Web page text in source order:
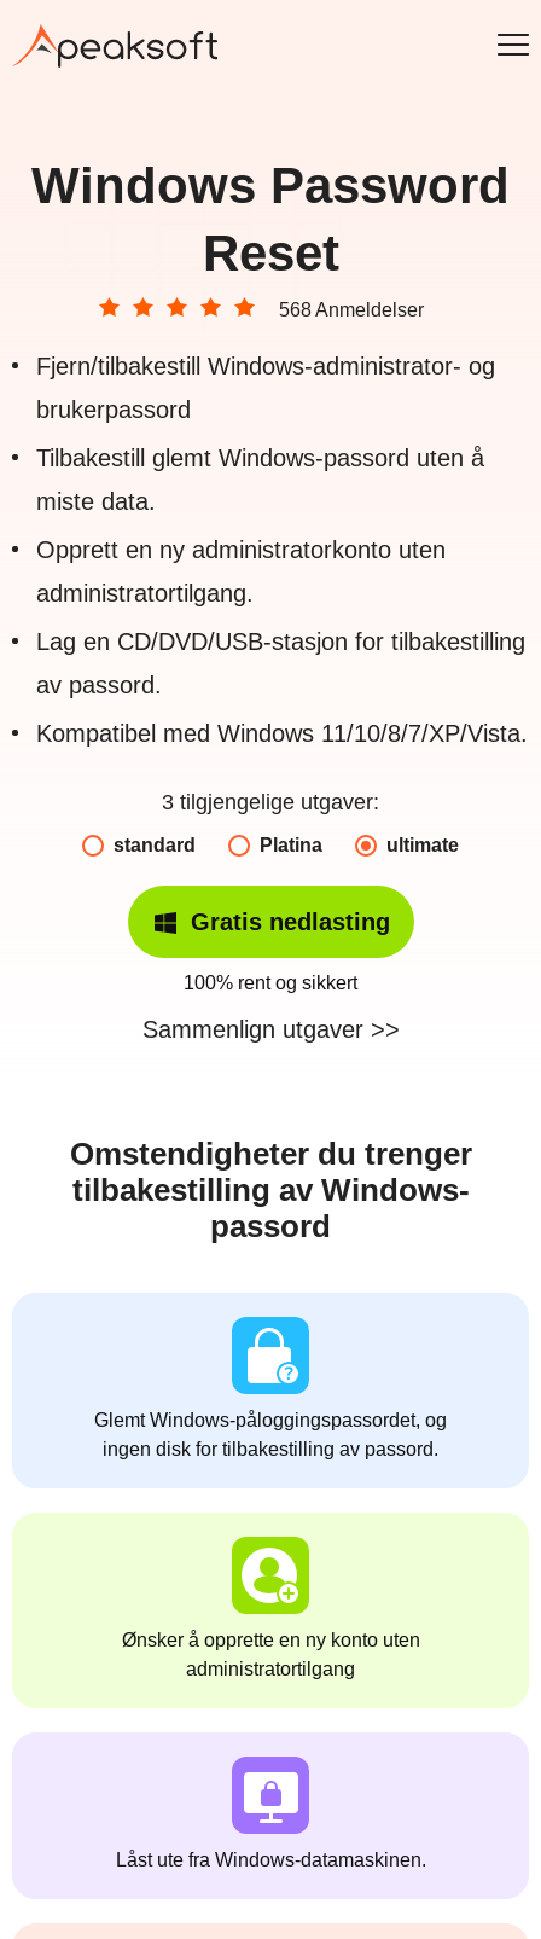
Windows Password
Reset
568 Anmeldelser
Fjern/tilbakestill Windows-administrator- og
brukerpassord
Tilbakestill glemt Windows-passord uten å
miste data.
Opprett en ny administratorkonto uten
administratortilgang.
Lag en CD/DVD/USB-stasjon for tilbakestilling
av passord.
Kompatibel med Windows 11/10/8/7/XP/Vista.
3 tilgjengelige utgaver:
standard Platina ultimate
Gratis nedlasting
100% rent og sikkert
Sammenlign utgaver >>
Omstendigheter du trenger
tilbakestilling av Windows-
passord
Glemt Windows-påloggingspassordet, og
ingen disk for tilbakestilling av passord.
Ønsker å opprette en ny konto uten
administratortilgang
Låst ute fra Windows-datamaskinen.